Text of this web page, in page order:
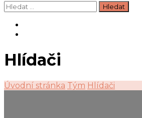
Vyhledávání
Hlídači
Úvodní stránka Tým Hlídači